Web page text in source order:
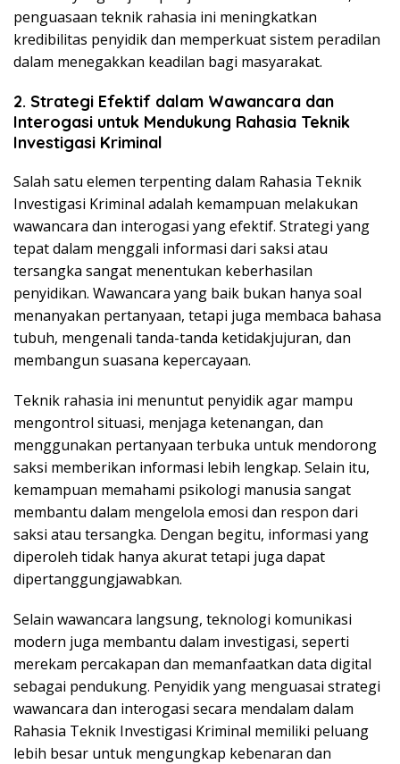
penguasaan teknik rahasia ini meningkatkan
kredibilitas penyidik dan memperkuat sistem peradilan
dalam menegakkan keadilan bagi masyarakat.
2. Strategi Efektif dalam Wawancara dan
Interogasi untuk Mendukung Rahasia Teknik
Investigasi Kriminal
Salah satu elemen terpenting dalam Rahasia Teknik
Investigasi Kriminal adalah kemampuan melakukan
wawancara dan interogasi yang efektif. Strategi yang
tepat dalam menggali informasi dari saksi atau
tersangka sangat menentukan keberhasilan
penyidikan. Wawancara yang baik bukan hanya soal
menanyakan pertanyaan, tetapi juga membaca bahasa
tubuh, mengenali tanda-tanda ketidakjujuran, dan
membangun suasana kepercayaan.
Teknik rahasia ini menuntut penyidik agar mampu
mengontrol situasi, menjaga ketenangan, dan
menggunakan pertanyaan terbuka untuk mendorong
saksi memberikan informasi lebih lengkap. Selain itu,
kemampuan memahami psikologi manusia sangat
membantu dalam mengelola emosi dan respon dari
saksi atau tersangka. Dengan begitu, informasi yang
diperoleh tidak hanya akurat tetapi juga dapat
dipertanggungjawabkan.
Selain wawancara langsung, teknologi komunikasi
modern juga membantu dalam investigasi, seperti
merekam percakapan dan memanfaatkan data digital
sebagai pendukung. Penyidik yang menguasai strategi
wawancara dan interogasi secara mendalam dalam
Rahasia Teknik Investigasi Kriminal memiliki peluang
lebih besar untuk mengungkap kebenaran dan